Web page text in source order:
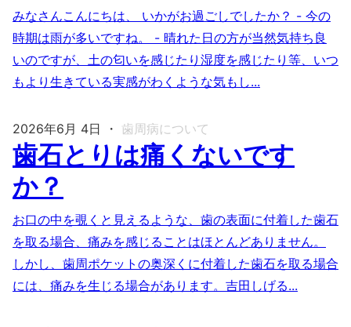
みなさんこんにちは、 いかがお過ごしでしたか？ - 今の
時期は雨が多いですね。 - 晴れた日の方が当然気持ち良
いのですが、土の匂いを感じたり湿度を感じたり等、いつ
もより生きている実感がわくような気もし...
2026年6月 4日 ・ 歯周病について
歯石とりは痛くないです
か？
お口の中を覗くと見えるような、歯の表面に付着した歯石
を取る場合、痛みを感じることはほとんどありません。
しかし、歯周ポケットの奥深くに付着した歯石を取る場合
には、痛みを生じる場合があります。吉田しげる...